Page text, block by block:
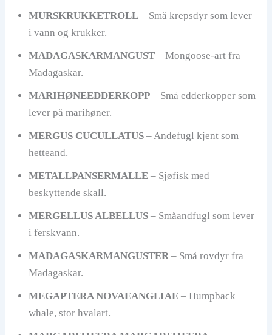
MURSKRUKKETROLL– Små krepsdyr som lever
i vann og krukker.
MADAGASKARMANGUST– Mongoose-art fra
Madagaskar.
MARIHØNEEDDERKOPP– Små edderkopper som
lever på marihøner.
MERGUS CUCULLATUS– Andefugl kjent som
hetteand.
METALLPANSERMALLE– Sjøfisk med
beskyttende skall.
MERGELLUS ALBELLUS– Småandfugl som lever
i ferskvann.
MADAGASKARMANGUSTER– Små rovdyr fra
Madagaskar.
MEGAPTERA NOVAEANGLIAE– Humpback
whale, stor hvalart.